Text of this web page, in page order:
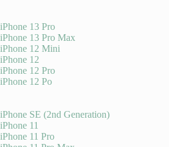
iPhone 13 Pro
iPhone 13 Pro Max
iPhone 12 Mini
iPhone 12
iPhone 12 Pro
iPhone 12 Po
iPhone SE (2nd Generation)
iPhone 11
iPhone 11 Pro